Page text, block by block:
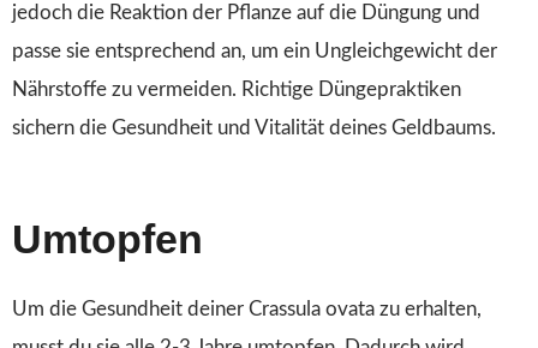
jedoch die Reaktion der Pflanze auf die Düngung und
passe sie entsprechend an, um ein Ungleichgewicht der
Nährstoffe zu vermeiden. Richtige Düngepraktiken
sichern die Gesundheit und Vitalität deines Geldbaums.
Umtopfen
Um die Gesundheit deiner Crassula ovata zu erhalten,